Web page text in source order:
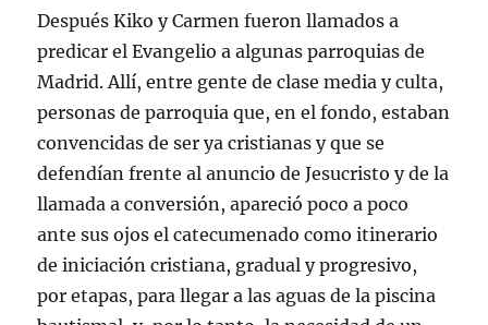
Después Kiko y Carmen fueron llamados a
predicar el Evangelio a algunas parroquias de
Madrid. Allí, entre gente de clase media y culta,
personas de parroquia que, en el fondo, estaban
convencidas de ser ya cristianas y que se
defendían frente al anuncio de Jesucristo y de la
llamada a conversión, apareció poco a poco
ante sus ojos el catecumenado como itinerario
de iniciación cristiana, gradual y progresivo,
por etapas, para llegar a las aguas de la piscina